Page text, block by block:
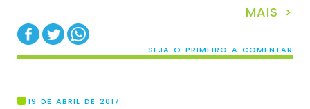
MAIS >
SEJA O PRIMEIRO A COMENTAR
19 DE ABRIL DE 2017